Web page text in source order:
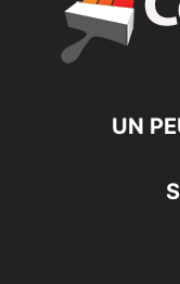
UN